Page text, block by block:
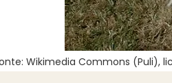
Wikimedia Commons (Puli),